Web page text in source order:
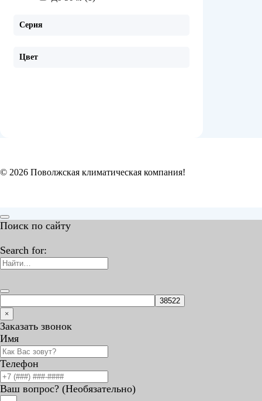
Серия
Цвет
© 2026 Поволжская климатическая компания!
Поиск по сайту
Search for:
×
Заказать звонок
Имя
Телефон
Ваш вопрос? (Необязательно)